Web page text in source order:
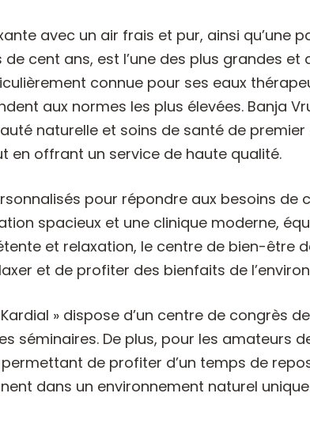
avec un air frais et pur, ainsi qu’une
cent ans, est l’une des plus grandes
connue pour ses eaux
aux normes les plus élevées. Banja
naturelle et soins de santé de
en offrant un service de haute qualité.
pour répondre aux besoins de
spacieux et une clinique moderne,
et relaxation, le centre de bien-être
et de profiter des bienfaits de
» dispose d’un centre de congrès
séminaires. De plus, pour les amateurs
de profiter d’un temps de
dans un environnement naturel